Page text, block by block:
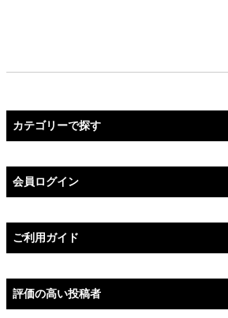
カテゴリーで探す
会員ログイン
ご利用ガイド
評価の高い投稿者